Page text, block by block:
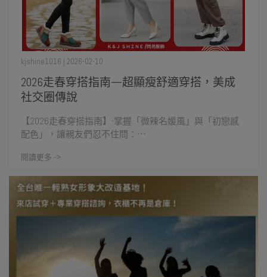
2026走春穿搭指南—超顯瘦舒適穿搭，美成
社交圈傳說
kjshine1016 | 2026-02-10
【2026走春穿搭指南】-掌握「微辣名媛風」與「初戀感
配色」，讓親友們忍不住問：⋯
閱讀更多 ->